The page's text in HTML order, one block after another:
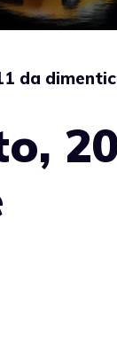
da